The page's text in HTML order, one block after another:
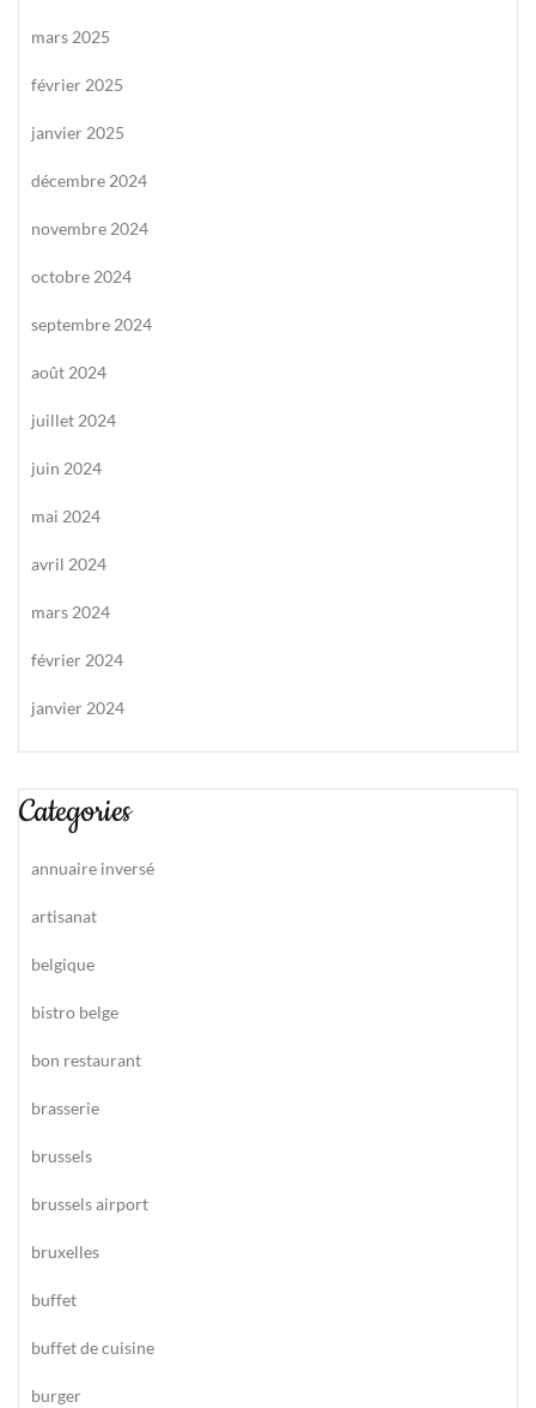
mars 2025
février 2025
janvier 2025
décembre 2024
novembre 2024
octobre 2024
septembre 2024
août 2024
juillet 2024
juin 2024
mai 2024
avril 2024
mars 2024
février 2024
janvier 2024
Categories
annuaire inversé
artisanat
belgique
bistro belge
bon restaurant
brasserie
brussels
brussels airport
bruxelles
buffet
buffet de cuisine
burger